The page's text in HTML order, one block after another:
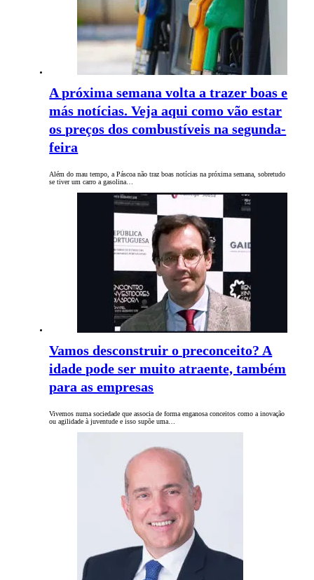
A próxima semana volta a trazer boas e
más notícias. Veja aqui como vão estar
os preços dos combustíveis na segunda-
feira
Além do mau tempo, a Páscoa não traz boas notícias na próxima semana, sobretudo
se tiver um carro a gasolina…
Vamos desconstruir o preconceito? A
idade pode ser muito atraente, também
para as empresas
Vivemos numa sociedade que associa de forma enganosa conceitos como a inovação
ou agilidade à juventude e isso supõe uma…